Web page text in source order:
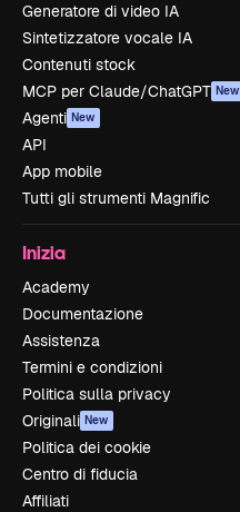
Generatore di video IA
Sintetizzatore vocale IA
Contenuti stock
MCP per Claude/ChatGPT New
Agenti New
API
App mobile
Tutti gli strumenti Magnific
Inizia
Academy
Documentazione
Assistenza
Termini e condizioni
Politica sulla privacy
Originali New
Politica dei cookie
Centro di fiducia
Affiliati